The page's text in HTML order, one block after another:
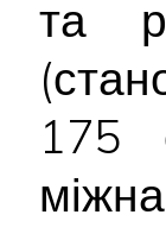
та
175